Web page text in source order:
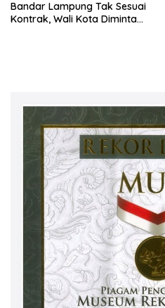
Bandar Lampung Tak Sesuai
Kontrak, Wali Kota Diminta